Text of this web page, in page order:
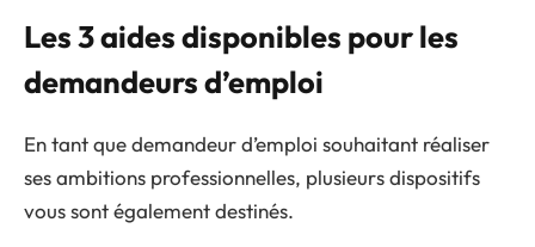
Les 3 aides disponibles pour les
demandeurs d’emploi
En tant que demandeur d’emploi souhaitant réaliser
ses ambitions professionnelles, plusieurs dispositifs
vous sont également destinés.